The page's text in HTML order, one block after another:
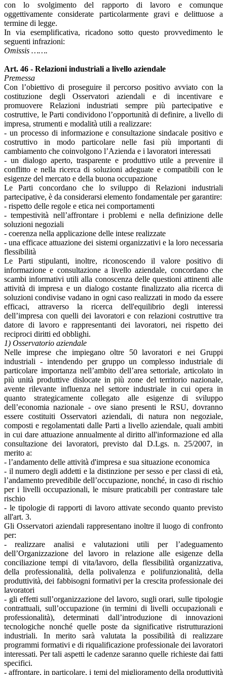
con lo svolgimento del rapporto di lavoro e comunque
oggettivamente considerate particolarmente gravi e delittuose a
termine di legge.
In via esemplificativa, ricadono sotto questo provvedimento le
seguenti infrazioni:
Omissis …….
Art. 46 - Relazioni industriali a livello aziendale
Premessa
Con l’obiettivo di proseguire il percorso positivo avviato con la
costituzione degli Osservatori aziendali e di incentivare e
promuovere Relazioni industriati sempre più partecipative e
costruttive, le Parti condividono l’opportunità di definire, a livello di
impresa, strumenti e modalità utili a realizzare:
- un processo di informazione e consultazione sindacale positivo e
costruttivo in modo particolare nelle fasi più importanti di
cambiamento che coinvolgono l’Azienda e i lavoratori interessati
- un dialogo aperto, trasparente e produttivo utile a prevenire il
conflitto e nella ricerca di soluzioni adeguate e compatibili con le
esigenze del mercato e della buona occupazione
Le Parti concordano che lo sviluppo di Relazioni industriali
partecipative, è da considerarsi elemento fondamentale per garantire:
- rispetto delle regole e etica nei comportamenti
- tempestività nell’affrontare i problemi e nella definizione delle
soluzioni negoziali
- coerenza nella applicazione delle intese realizzate
- una efficace attuazione dei sistemi organizzativi e la loro necessaria
flessibilità
Le Parti stipulanti, inoltre, riconoscendo il valore positivo di
informazione e consultazione a livello aziendale, concordano che
scambi informativi utili alla conoscenza delle questioni attinenti alle
attività di impresa e un dialogo costante finalizzato alia ricerca di
soluzioni condivise vadano in ogni caso realizzati in modo da essere
efficaci, attraverso la ricerca dell'equilibrio degli interessi
dell’impresa con quelli dei lavoratori e con relazioni costruttive tra
datore di lavoro e rappresentanti dei lavoratori, nei rispetto dei
reciproci diritti ed obblighi.
1) Osservatorio aziendale
Nelle imprese che impiegano oltre 50 lavoratori e nei Gruppi
industriali - intendendo per gruppo un complesso industriale di
particolare importanza nell’ambito dell’area settoriale, articolato in
più unità produttive dislocate in più zone del territorio nazionale,
avente rilevante influenza nel settore industriale in cui opera in
quanto strategicamente collegato alle esigenze di sviluppo
dell’economia nazionale - ove siano presenti le RSU, dovranno
essere costituiti Osservatori aziendali, di natura non negoziale,
composti e regolamentati dalle Parti a livello aziendale, quali ambiti
in cui dare attuazione annualmente al diritto all'informazione ed alla
consultazione dei lavoratori, previsto dal D.Lgs. n. 25/2007, in
merito a:
- l’andamento delle attività d'impresa e sua situazione economica
- il numero degli addetti e la distinzione per sesso e per classi di età,
l’andamento prevedibile dell’occupazione, nonché, in caso di rischio
per i livelli occupazionali, le misure praticabili per contrastare tale
rischio
- le tipologie di rapporti di lavoro attivate secondo quanto previsto
all'art. 3.
Gli Osservatori aziendali rappresentano inoltre il luogo di confronto
per:
- realizzare analisi e valutazioni utili per l’adeguamento
dell’Organizzazione del lavoro in relazione alle esigenze della
conciliazione tempi di vita/lavoro, della flessibilità organizzativa,
della professionalità, della polivalenza e polifunzionalità, della
produttività, dei fabbisogni formativi per la crescita professionale dei
lavoratori
- gli effetti sull’organizzazione del lavoro, sugli orari, sulle tipologie
contrattuali, sull’occupazione (in termini di livelli occupazionali e
professionalità), determinati dall’introduzione di innovazioni
tecnologiche nonché quelle poste da significative ristrutturazioni
industriali. In merito sarà valutata la possibilità di realizzare
programmi formativi e di riqualificazione professionale dei lavoratori
interessati. Per tali aspetti le cadenze saranno quelle richieste dai fatti
specifici.
- affrontare, in particolare, i temi del miglioramento della produttività